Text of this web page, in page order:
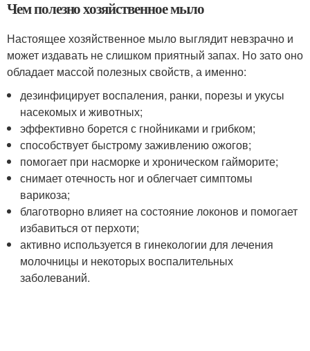
Чем полезно хозяйственное мыло
Настоящее хозяйственное мыло выглядит невзрачно и
может издавать не слишком приятный запах. Но зато оно
обладает массой полезных свойств, а именно:
дезинфицирует воспаления, ранки, порезы и укусы
насекомых и животных;
эффективно борется с гнойниками и грибком;
способствует быстрому заживлению ожогов;
помогает при насморке и хроническом гайморите;
снимает отечность ног и облегчает симптомы
варикоза;
благотворно влияет на состояние локонов и помогает
избавиться от перхоти;
активно используется в гинекологии для лечения
молочницы и некоторых воспалительных
заболеваний.